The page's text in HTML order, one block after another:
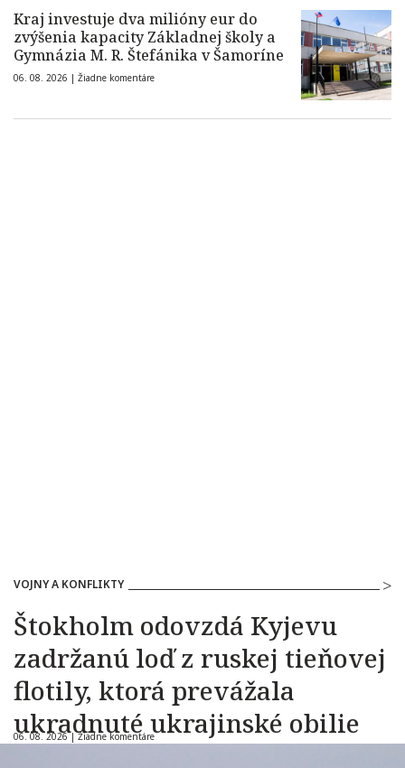
Kraj investuje dva milióny eur do
zvýšenia kapacity Základnej školy a
Gymnázia M. R. Štefánika v Šamoríne
06. 08. 2026 | Žiadne komentáre
VOJNY A KONFLIKTY
Štokholm odovzdá Kyjevu
zadržanú loď z ruskej tieňovej
flotily, ktorá prevážala
ukradnuté ukrajinské obilie
06. 08. 2026 |Žiadne komentáre